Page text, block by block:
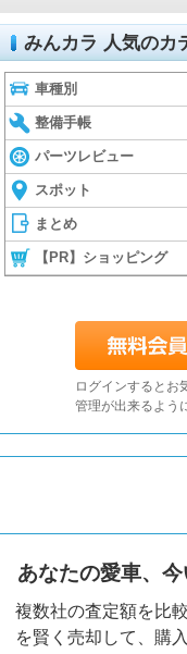
みんカラ 人気のカ
車種別
整備手帳
パーツレビュー
スポット
まとめ
【PR】ショッピング
ログインするとお
管理が出来るよう
あなたの愛車、今
複数社の査定額を比
を賢く売却して、購